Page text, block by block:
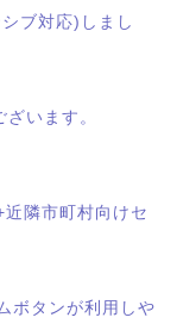
ブ対応)しまし
います。
近隣市町村向けセ
ボタンが利用しや